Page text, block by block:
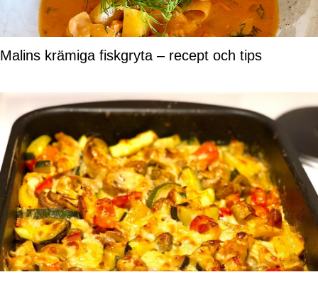
Malins krämiga fiskgryta – recept och tips